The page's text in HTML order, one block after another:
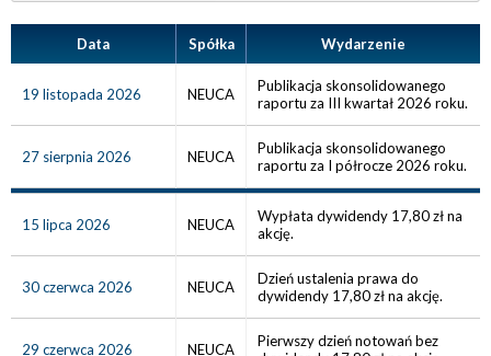
Data Spółka Wydarzenie
19 listopada 2026 NEUCA
Publikacja skonsolidowanego
raportu za III kwartał 2026 roku.
27 sierpnia 2026 NEUCA
Publikacja skonsolidowanego
raportu za I półrocze 2026 roku.
15 lipca 2026 NEUCA
Wypłata dywidendy 17,80 zł na
akcję.
30 czerwca 2026 NEUCA
Dzień ustalenia prawa do
dywidendy 17,80 zł na akcję.
29 czerwca 2026 NEUCA
Pierwszy dzień notowań bez